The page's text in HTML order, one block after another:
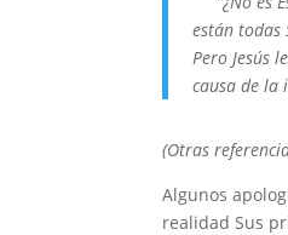
están todas
Pero Jesús
causa de la
(Otras
Algunos
realidad Sus